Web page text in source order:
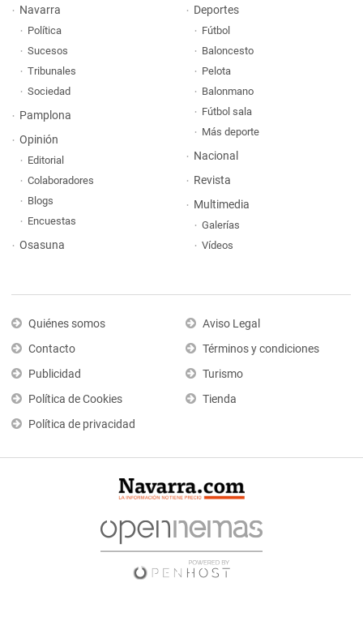
Navarra
Política
Sucesos
Tribunales
Sociedad
Pamplona
Opinión
Editorial
Colaboradores
Blogs
Encuestas
Osasuna
Deportes
Fútbol
Baloncesto
Pelota
Balonmano
Fútbol sala
Más deporte
Nacional
Revista
Multimedia
Galerías
Vídeos
Quiénes somos
Contacto
Publicidad
Política de Cookies
Política de privacidad
Aviso Legal
Términos y condiciones
Turismo
Tienda